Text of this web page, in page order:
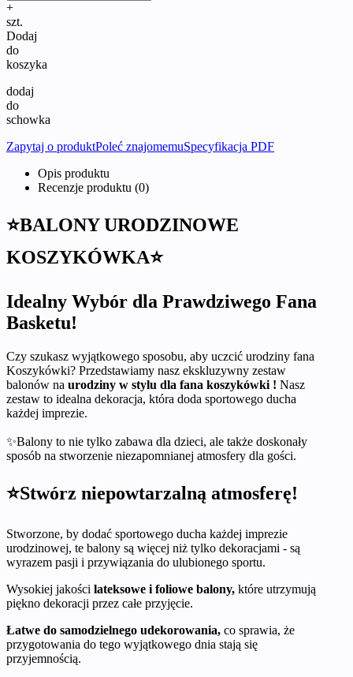
+
szt.
Dodaj
do
koszyka
dodaj
do
schowka
Zapytaj o produktPoleć znajomemuSpecyfikacja PDF
Opis produktu
Recenzje produktu (0)
⭐BALONY URODZINOWE
KOSZYKÓWKA⭐
Idealny Wybór dla Prawdziwego Fana
Basketu!
Czy szukasz wyjątkowego sposobu, aby uczcić urodziny fana
Koszykówki? Przedstawiamy nasz ekskluzywny zestaw
balonów na urodziny w stylu dla fana koszykówki ! Nasz
zestaw to idealna dekoracja, która doda sportowego ducha
każdej imprezie.
✨Balony to nie tylko zabawa dla dzieci, ale także doskonały
sposób na stworzenie niezapomnianej atmosfery dla gości.
⭐Stwórz niepowtarzalną atmosferę!
Stworzone, by dodać sportowego ducha każdej imprezie
urodzinowej, te balony są więcej niż tylko dekoracjami - są
wyrazem pasji i przywiązania do ulubionego sportu.
Wysokiej jakości lateksowe i foliowe balony, które utrzymują
piękno dekoracji przez całe przyjęcie.
Łatwe do samodzielnego udekorowania, co sprawia, że
przygotowania do tego wyjątkowego dnia stają się
przyjemnością.